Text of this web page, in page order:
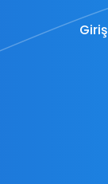
Giriş